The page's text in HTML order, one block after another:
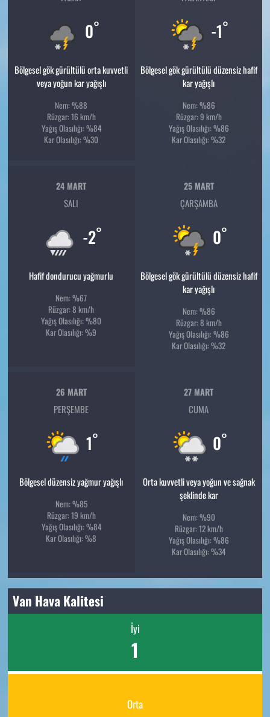
0°
Bölgesel gök gürültülü orta kuvvetli
veya yoğun kar yağışlı
Nem: %88
Rüzgar: 16 km/h
Yağış Olasılığı: %84
Kar Olasılığı: %30
-1°
Bölgesel gök gürültülü düzensiz hafif
kar yağışlı
Nem: %86
Rüzgar: 9 km/h
Yağış Olasılığı: %86
Kar Olasılığı: %32
24 MART
SALI
-2°
Hafif dondurucu yağmurlu
Nem: %67
Rüzgar: 8 km/h
Yağış Olasılığı: %80
Kar Olasılığı: %9
25 MART
ÇARŞAMBA
0°
Bölgesel gök gürültülü düzensiz hafif
kar yağışlı
Nem: %86
Rüzgar: 8 km/h
Yağış Olasılığı: %86
Kar Olasılığı: %32
26 MART
PERŞEMBE
1°
Bölgesel düzensiz yağmur yağışlı
Nem: %85
Rüzgar: 19 km/h
Yağış Olasılığı: %84
Kar Olasılığı: %8
27 MART
CUMA
0°
Orta kuvvetli veya yoğun ve sağnak
şeklinde kar
Nem: %90
Rüzgar: 12 km/h
Yağış Olasılığı: %86
Kar Olasılığı: %34
Van Hava Kalitesi
İyi
1
Orta